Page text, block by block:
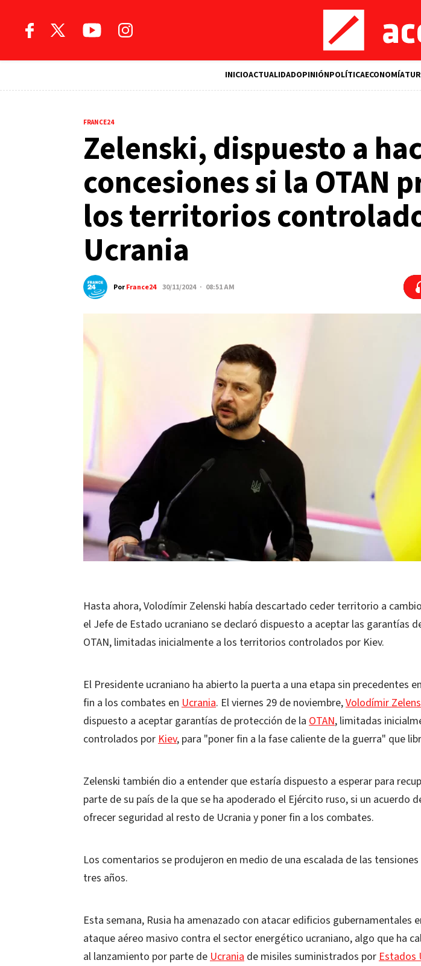
INICIOACTUALIDADOPINIÓNPOLÍTICAECONOMÍA
FRANCE24
Zelenski, dispuesto a
concesiones si la OTAN
los territorios
Ucrania
PorFrance24 30/11/2024 · 08:51 AM
Hasta ahora, Volodímir Zelenski había descartado ceder territorio a
el Jefe de Estado ucraniano se declaró dispuesto a aceptar las garantías
OTAN, limitadas inicialmente a los territorios controlados por Kiev.
El Presidente ucraniano ha abierto la puerta a una etapa sin precedentes
fin a los combates en Ucrania. El viernes 29 de noviembre,Volodímir
dispuesto a aceptar garantías de protección de la OTAN, limitadas
controlados porKiev, para "poner fin a la fase caliente de la guerra" que
Zelenski también dio a entender que estaría dispuesto a esperar para
parte de su país de la que se ha apoderado el Ejército ruso, si un acuerdo
ofrecer seguridad al resto de Ucrania y poner fin a los combates.
Los comentarios se produjeron en medio de una escalada de las
tres años.
Esta semana, Rusia ha amenazado con atacar edificios gubernamentales
ataque aéreo masivo contra el sector energético ucraniano, algo que ha
al lanzamiento por parte deUcrania de misiles suministrados porEstados